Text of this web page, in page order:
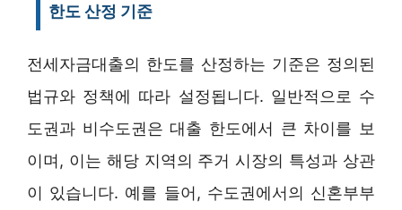
한도 산정 기준
전세자금대출의 한도를 산정하는 기준은 정의된
법규와 정책에 따라 설정됩니다. 일반적으로 수
도권과 비수도권은 대출 한도에서 큰 차이를 보
이며, 이는 해당 지역의 주거 시장의 특성과 상관
이 있습니다. 예를 들어, 수도권에서의 신혼부부